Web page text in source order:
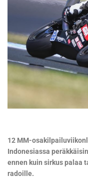
12 MM-
Indonesiassa
ennen kuin sirkus palaa
radoille.